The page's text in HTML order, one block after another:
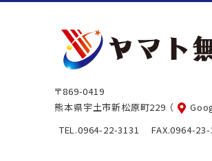
ヤ
マ
無
線
〒869-0419
熊本県宇土市新松原町229 （
TEL.0964-22-3131 FAX.0964-23-